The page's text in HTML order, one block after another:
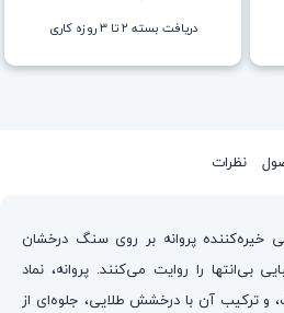
دریافت بسته ۲ تا ۳ روزه کاری
نظرات
خیره‌کننده پروانه بر روی سنگ درخشان
بی‌انتها را روایت می‌کنند. پروانه، نماد
و ترکیب آن با درخشش طلایی، جلوه‌ای از